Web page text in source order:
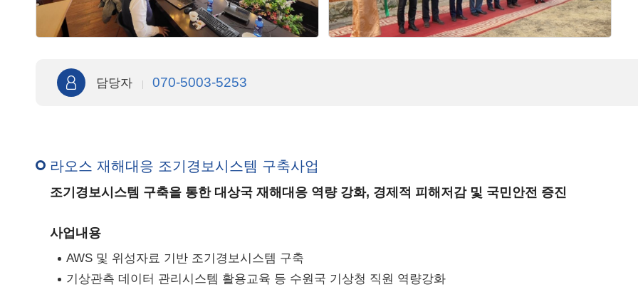
담당자 070-5003-5253
라오스 재해대응 조기경보시스템 구축사업
조기경보시스템 구축을 통한 대상국 재해대응 역량 강화, 경제적 피해저감 및 국민안전 증진
사업내용
AWS 및 위성자료 기반 조기경보시스템 구축
기상관측 데이터 관리시스템 활용교육 등 수원국 기상청 직원 역량강화